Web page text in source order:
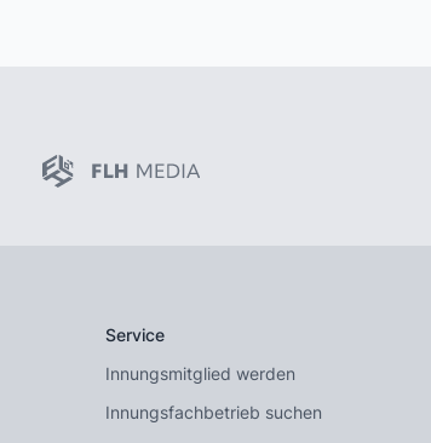
Service
Innungsmitglied werden
Innungsfachbetrieb suchen